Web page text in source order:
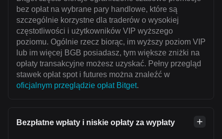
bez opłat na wybrane pary handlowe, które są
szczególnie korzystne dla traderów o wysokiej
częstotliwości i użytkowników VIP wyższego
poziomu. Ogólnie rzecz biorąc, im wyższy poziom VIP
lub im więcej BGB posiadasz, tym większe zniżki na
opłaty transakcyjne możesz uzyskać. Pełny przegląd
stawek opłat spot i futures można znaleźć w
oficjalnym przeglądzie opłat Bitget.
Bezpłatne wpłaty i niskie opłaty za wypłaty